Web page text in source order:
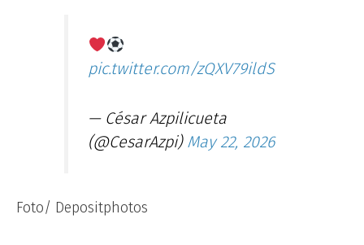
pic.twitter.com/zQXV79ildS
— César Azpilicueta
(@CesarAzpi) May 22, 2026
Foto/ Depositphotos